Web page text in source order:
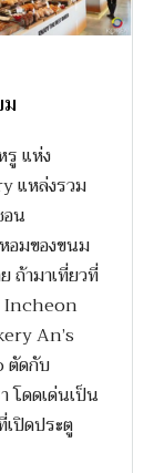
รู แห่ง
แหล่งรวม
น
อมของขนม
ถ้ามาเที่ยวที่
Incheon
An’s
ตัดกับ
โดดเด่นเป็น
ปิดประตู